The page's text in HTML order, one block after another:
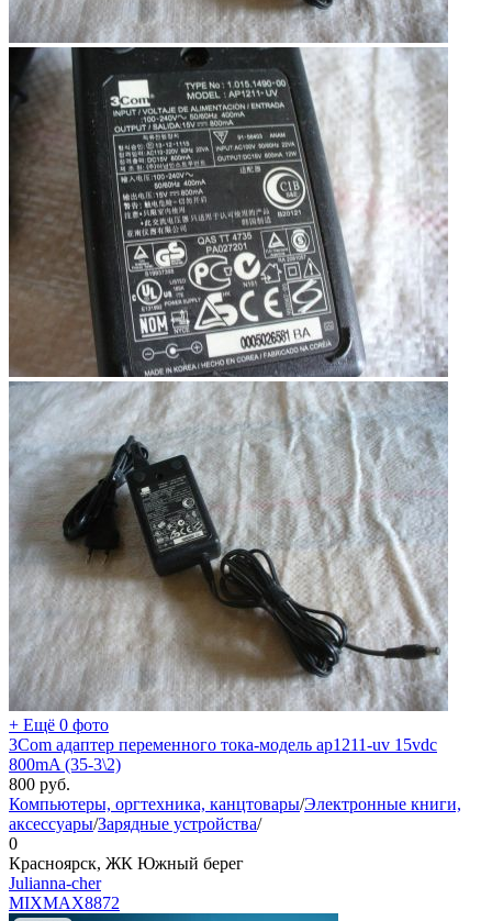
+ Ещё 0 фото
3Com адаптер переменного тока-модель ap1211-uv 15vdc
800mA (35-3\2)
800 руб.
Компьютеры, оргтехника, канцтовары/Электронные книги,
аксессуары/Зарядные устройства/
0
Красноярск, ЖК Южный берег
Julianna-cher
MIXMAX8872